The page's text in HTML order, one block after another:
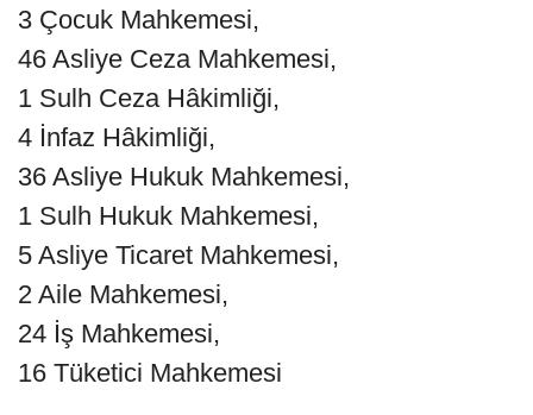
3 Çocuk Mahkemesi,
46 Asliye Ceza Mahkemesi,
1 Sulh Ceza Hâkimliği,
4 İnfaz Hâkimliği,
36 Asliye Hukuk Mahkemesi,
1 Sulh Hukuk Mahkemesi,
5 Asliye Ticaret Mahkemesi,
2 Aile Mahkemesi,
24 İş Mahkemesi,
16 Tüketici Mahkemesi